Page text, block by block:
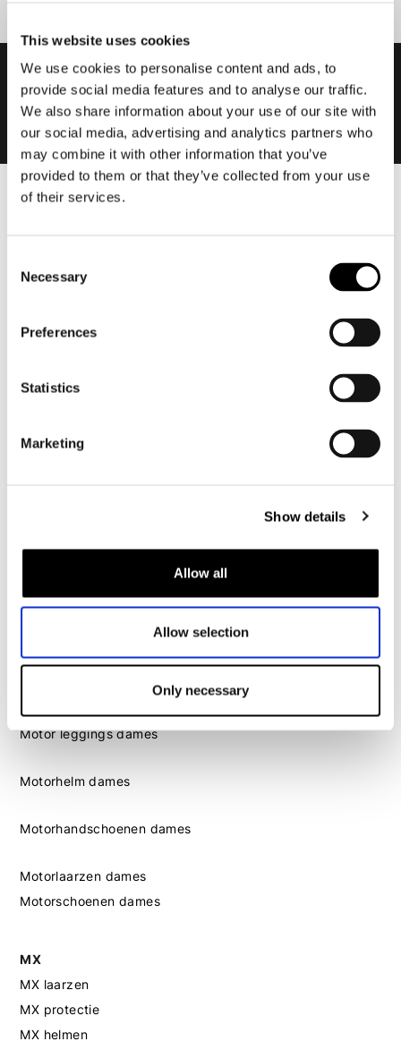
This website uses cookies
We use cookies to personalise content and ads, to
provide social media features and to analyse our traffic.
We also share information about your use of our site with
our social media, advertising and analytics partners who
may combine it with other information that you’ve
provided to them or that they’ve collected from your use
of their services.
Selection
Necessary
Preferences
Statistics
Marketing
Show details
Allow all
Allow selection
Only necessary
Motorbroek heren
Motorjeans heren
Motorhandschoenen heren
Motorkleding dames
Motorbroek dames
Motor leggings dames
Motorhelm dames
Motorhandschoenen dames
Motorlaarzen dames
Motorschoenen dames
MX
MX laarzen
MX protectie
MX helmen